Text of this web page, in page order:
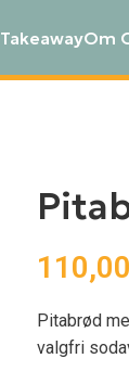
TakeawayOm
110,00
Pitabrød
valgfri